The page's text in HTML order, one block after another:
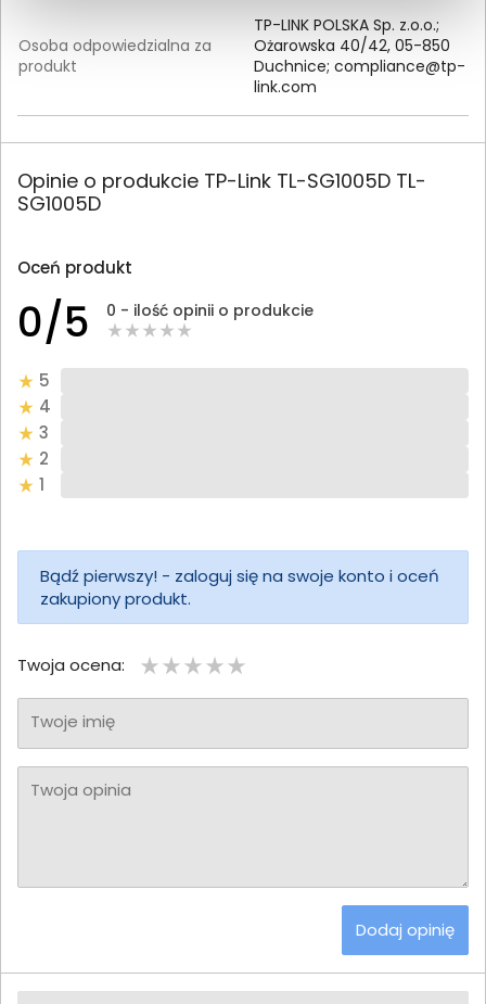
Osoba odpowiedzialna za
produkt
TP-LINK POLSKA Sp. z.o.o.;
Ożarowska 40/42, 05-850
Duchnice; compliance@tp-
link.com
Opinie o produkcie TP-Link TL-SG1005D TL-
SG1005D
Oceń produkt
0/5 0 - ilość opinii o produkcie
5
4
3
2
1
Bądź pierwszy! - zaloguj się na swoje konto i oceń
zakupiony produkt.
Twoja ocena:
Twoje imię
Twoja opinia
Dodaj opinię